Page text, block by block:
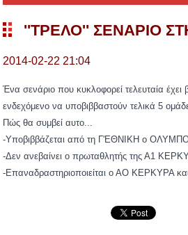
''ΤΡΕΛΟ'' ΣΕΝΑΡΙΟ
2014-02-22 21:04
Ένα σενάριο που κυκλοφορεί τελευταία
ενδεχόμενο να υποβιββαστούν τελικά 5
Πώς θα συμβεί αυτο...
-Υποβιββάζεται από τη Γ'ΕΘΝΙΚΗ ο
-Δεν ανεβαίνει ο πρωταθλητής της Α1
-Επαναδραστηριοποιείται ο ΑΟ ΚΕΡΚΥΡΑ